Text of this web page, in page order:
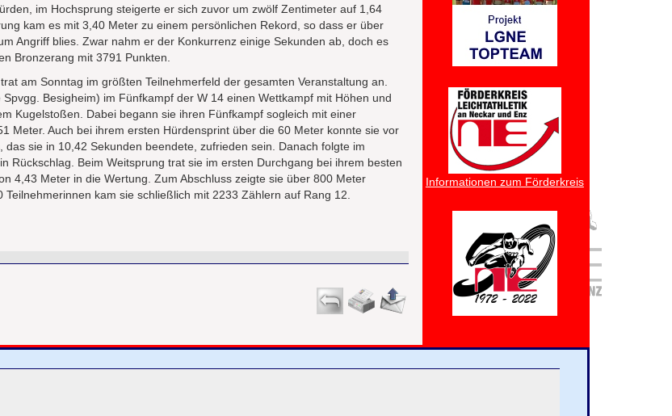
im Hochsprung steigerte er sich zuvor um zwölf Zentimeter auf 1,64
kam es mit 3,40 Meter zu einem persönlichen Rekord, so dass er über
Angriff blies. Zwar nahm er der Konkurrenz einige Sekunden ab, doch es
Bronzerang mit 3791 Punkten.
am Sonntag im größten Teilnehmerfeld der gesamten Veranstaltung an.
Besigheim) im Fünfkampf der W 14 einen Wettkampf mit Höhen und
Kugelstoßen. Dabei begann sie ihren Fünfkampf sogleich mit einer
Meter. Auch bei ihrem ersten Hürdensprint über die 60 Meter konnte sie vor
das sie in 10,42 Sekunden beendete, zufrieden sein. Danach folgte im
Rückschlag. Beim Weitsprung trat sie im ersten Durchgang bei ihrem besten
4,43 Meter in die Wertung. Zum Abschluss zeigte sie über 800 Meter
kam sie schließlich mit 2233 Zählern auf Rang 12.
Informationen zum Förderkreis